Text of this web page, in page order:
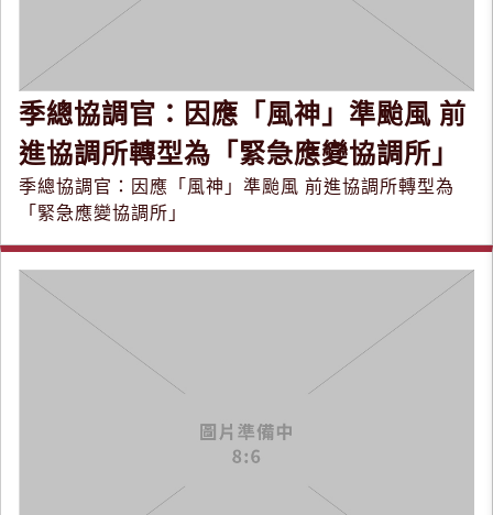
季總協調官：因應「風神」準颱風 前
進協調所轉型為「緊急應變協調所」
季總協調官：因應「風神」準颱風 前進協調所轉型為
「緊急應變協調所」